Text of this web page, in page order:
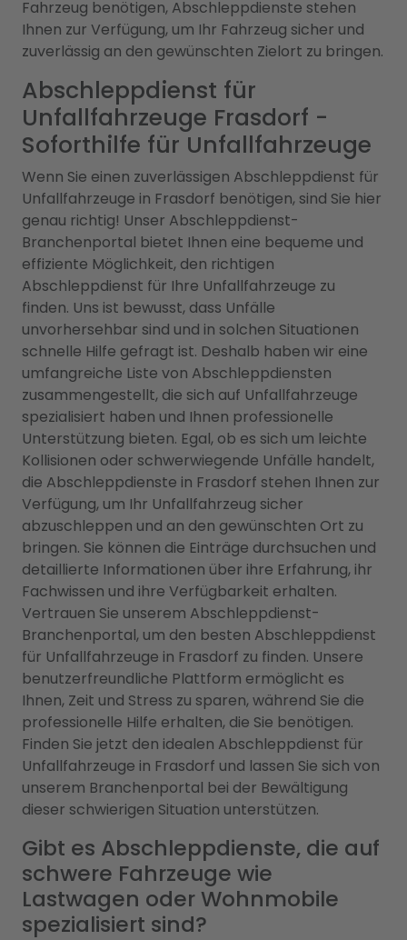
Fahrzeug benötigen, Abschleppdienste stehen
Ihnen zur Verfügung, um Ihr Fahrzeug sicher und
zuverlässig an den gewünschten Zielort zu bringen.
Abschleppdienst für
Unfallfahrzeuge Frasdorf -
Soforthilfe für Unfallfahrzeuge
Wenn Sie einen zuverlässigen Abschleppdienst für
Unfallfahrzeuge in Frasdorf benötigen, sind Sie hier
genau richtig! Unser Abschleppdienst-
Branchenportal bietet Ihnen eine bequeme und
effiziente Möglichkeit, den richtigen
Abschleppdienst für Ihre Unfallfahrzeuge zu
finden. Uns ist bewusst, dass Unfälle
unvorhersehbar sind und in solchen Situationen
schnelle Hilfe gefragt ist. Deshalb haben wir eine
umfangreiche Liste von Abschleppdiensten
zusammengestellt, die sich auf Unfallfahrzeuge
spezialisiert haben und Ihnen professionelle
Unterstützung bieten. Egal, ob es sich um leichte
Kollisionen oder schwerwiegende Unfälle handelt,
die Abschleppdienste in Frasdorf stehen Ihnen zur
Verfügung, um Ihr Unfallfahrzeug sicher
abzuschleppen und an den gewünschten Ort zu
bringen. Sie können die Einträge durchsuchen und
detaillierte Informationen über ihre Erfahrung, ihr
Fachwissen und ihre Verfügbarkeit erhalten.
Vertrauen Sie unserem Abschleppdienst-
Branchenportal, um den besten Abschleppdienst
für Unfallfahrzeuge in Frasdorf zu finden. Unsere
benutzerfreundliche Plattform ermöglicht es
Ihnen, Zeit und Stress zu sparen, während Sie die
professionelle Hilfe erhalten, die Sie benötigen.
Finden Sie jetzt den idealen Abschleppdienst für
Unfallfahrzeuge in Frasdorf und lassen Sie sich von
unserem Branchenportal bei der Bewältigung
dieser schwierigen Situation unterstützen.
Gibt es Abschleppdienste, die auf
schwere Fahrzeuge wie
Lastwagen oder Wohnmobile
spezialisiert sind?